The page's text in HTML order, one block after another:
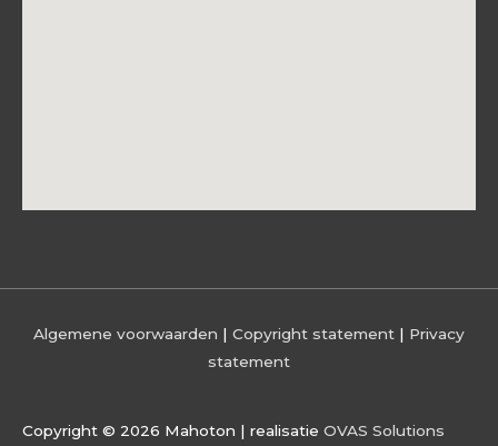
Algemene voorwaarden | Copyright statement | Privacy
statement
Copyright © 2026 Mahoton | realisatie OVAS Solutions